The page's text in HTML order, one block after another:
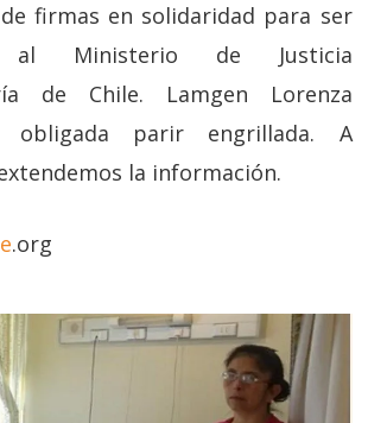
firmas en solidaridad para ser
al Ministerio de Justicia
de Chile. Lamgen Lorenza
obligada parir engrillada. A
la información.
.org